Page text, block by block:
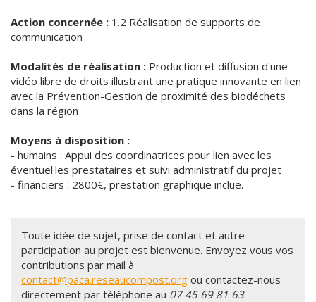
Action concernée : 1.2 Réalisation de supports de
communication
Modalités de réalisation : Production et diffusion d'une
vidéo libre de droits illustrant une pratique innovante en lien
avec la Prévention-Gestion de proximité des biodéchets
dans la région
Moyens à disposition :
- humains : Appui des coordinatrices pour lien avec les
éventuel·les prestataires et suivi administratif du projet
- financiers : 2800€, prestation graphique inclue.
Toute idée de sujet, prise de contact et autre
participation au projet est bienvenue. Envoyez vous vos
contributions par mail à
contact@paca.reseaucompost.org ou contactez-nous
directement par téléphone au 07 45 69 81 63.